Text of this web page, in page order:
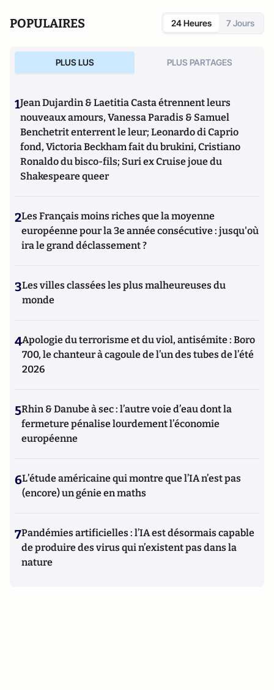
POPULAIRES 24 Heures 7 Jours
PLUS LUS PLUS PARTAGES
1Jean Dujardin & Laetitia Casta étrennent leurs
nouveaux amours, Vanessa Paradis & Samuel
Benchetrit enterrent le leur; Leonardo di Caprio
fond, Victoria Beckham fait du brukini, Cristiano
Ronaldo du bisco-fils; Suri ex Cruise joue du
Shakespeare queer
2Les Français moins riches que la moyenne
européenne pour la 3e année consécutive : jusqu'où
ira le grand déclassement ?
3Les villes classées les plus malheureuses du
monde
4Apologie du terrorisme et du viol, antisémite : Boro
700, le chanteur à cagoule de l’un des tubes de l’été
2026
5Rhin & Danube à sec : l’autre voie d’eau dont la
fermeture pénalise lourdement l’économie
européenne
6L’étude américaine qui montre que l’IA n’est pas
(encore) un génie en maths
7Pandémies artificielles : l’IA est désormais capable
de produire des virus qui n’existent pas dans la
nature